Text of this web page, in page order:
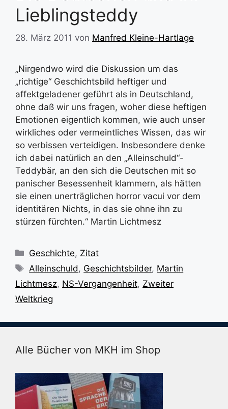
Lieblingsteddy
28. März 2011 von Manfred Kleine-Hartlage
„Nirgendwo wird die Diskussion um das
„richtige“ Geschichtsbild heftiger und
affektgeladener geführt als in Deutschland,
ohne daß wir uns fragen, woher diese heftigen
Emotionen eigentlich kommen, wie auch unser
wirkliches oder vermeintliches Wissen, das wir
so verbissen verteidigen. Insbesondere denke
ich dabei natürlich an den „Alleinschuld“-
Teddybär, an den sich die Deutschen mit so
panischer Besessenheit klammern, als hätten
sie einen unerträglichen horror vacui vor dem
identitären Nichts, in das sie ohne ihn zu
stürzen fürchten.“ Martin Lichtmesz
Kategorien
Geschichte, Zitat
Schlagwörter
Alleinschuld , Geschichtsbilder, Martin
Lichtmesz, NS-Vergangenheit, Zweiter
Weltkrieg
Alle Bücher von MKH im Shop